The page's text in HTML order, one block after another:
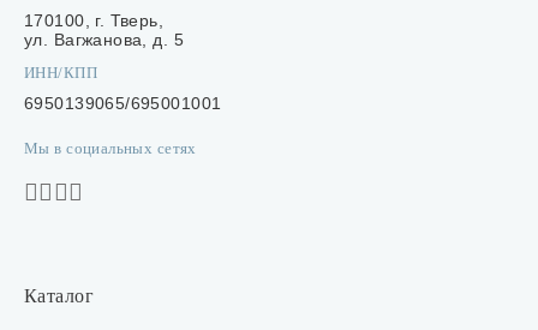
170100, г. Тверь,
ул. Вагжанова, д. 5
ИНН/КПП
6950139065/695001001
Мы в социальных сетях
Каталог